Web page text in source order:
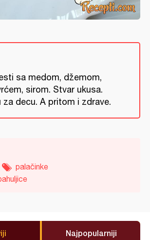
sa medom, džemom,
sirom. Stvar ukusa.
za decu. A pritom i zdrave.
palačinke
Najpopularniji